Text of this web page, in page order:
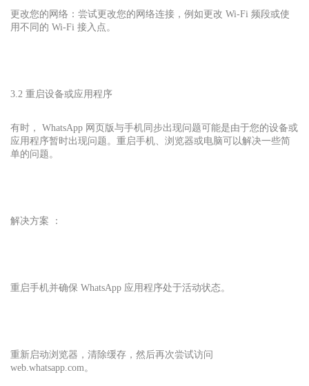
更改您的网络：尝试更改您的网络连接，例如更改 Wi-Fi 频段或使
用不同的 Wi-Fi 接入点。
3.2 重启设备或应用程序
有时， WhatsApp 网页版与手机同步出现问题可能是由于您的设备或
应用程序暂时出现问题。重启手机、浏览器或电脑可以解决一些简
单的问题。
解决方案 ：
重启手机并确保 WhatsApp 应用程序处于活动状态。
重新启动浏览器，清除缓存，然后再次尝试访问
web.whatsapp.com。